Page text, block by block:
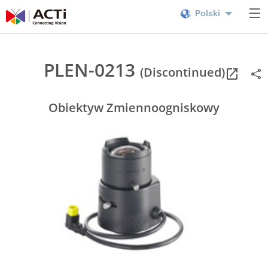
Polski
PLEN-0213 (Discontinued)
Obiektyw Zmiennoogniskowy